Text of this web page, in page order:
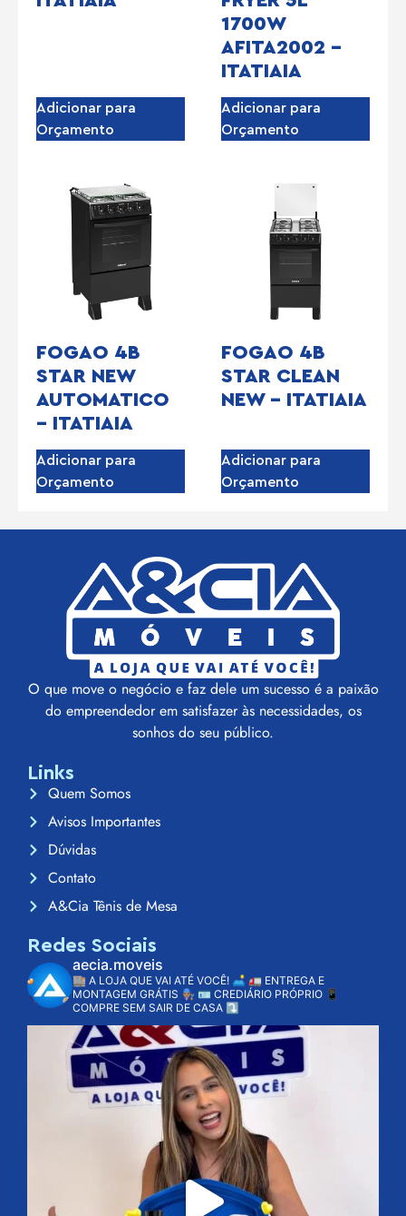
Adicionar para
Orçamento
1700W
AFITA2002 –
ITATIAIA
Adicionar para
Orçamento
FOGAO 4B
STAR NEW
AUTOMATICO
– ITATIAIA
Adicionar para
Orçamento
FOGAO 4B
STAR CLEAN
NEW – ITATIAIA
Adicionar para
Orçamento
O que move o negócio e faz dele um sucesso é a paixão
do empreendedor em satisfazer às necessidades, os
sonhos do seu público.
Links
Quem Somos
Avisos Importantes
Dúvidas
Contato
A&Cia Tênis de Mesa
Redes Sociais
aecia.moveis
🏬 A LOJA QUE VAI ATÉ VOCÊ! 🛋️ 🚛 ENTREGA E
MONTAGEM GRÁTIS 👨🏽‍🔧 🪪 CREDIÁRIO PRÓPRIO 📱
COMPRE SEM SAIR DE CASA ⤵️